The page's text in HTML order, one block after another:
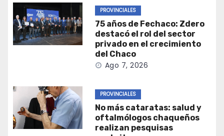
PROVINCIALES
75 años de Fechaco: Zdero
destacó el rol del sector
privado en el crecimiento
del Chaco
Ago 7, 2026
PROVINCIALES
No más cataratas: salud y
oftalmólogos chaqueños
realizan pesquisas